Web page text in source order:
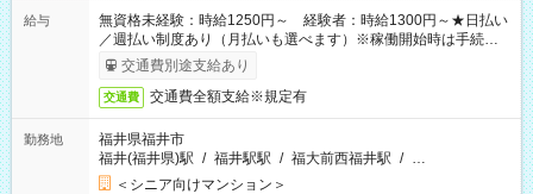
給与
無資格未経験：時給1250円～ 経験者：時給1300円～★日払い
／週払い制度あり（月払いも選べます）※稼働開始時は手続き完
了次第のお支払いとなります。
交通費別途支給あり
交通費 交通費全額支給※規定有
勤務地
福井県福井市
福井(福井県)駅 / 福井駅駅 / 福大前西福井駅 / …
＜シニア向けマンション＞